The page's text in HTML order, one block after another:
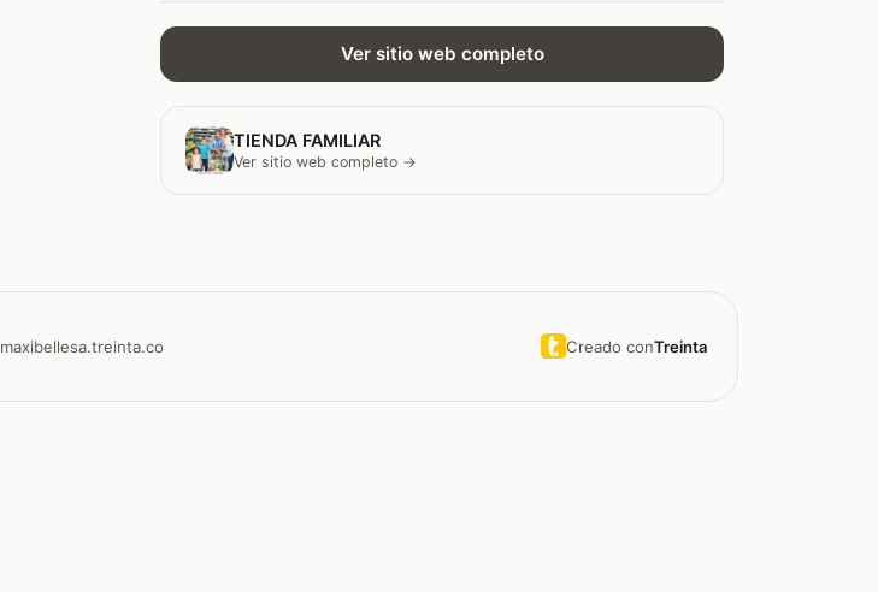
Ver sitio web completo
TIENDA FAMILIAR
Ver sitio web completo →
maxibellesa.treinta.co Creado conTreinta